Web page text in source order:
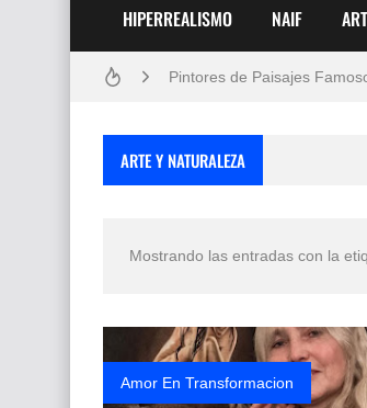
HIPERREALISMO NAIF
Frutas y Flores Para
Pintores de Paisajes
Rostros Bellos, La
Fotos Artísticas de las
ARTE Y NATURALEZA
Mostrando las entradas con la
Amor En Transformacion